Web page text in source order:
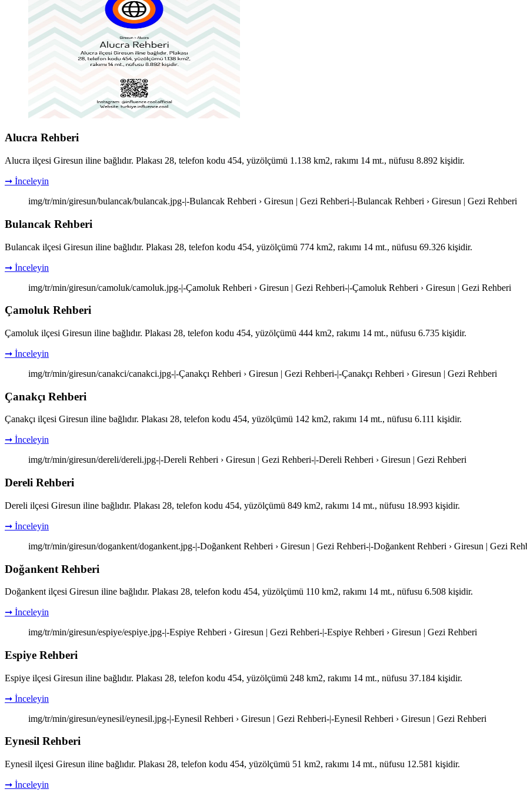
Alucra Rehberi
Alucra ilçesi Giresun iline bağlıdır. Plakası 28, telefon kodu 454, yüzölçümü 1.138 km2, rakımı 14 mt., nüfusu 8.892 kişidir.
➞ İnceleyin
img/tr/min/giresun/bulancak/bulancak.jpg-|-Bulancak Rehberi › Giresun | Gezi Rehberi-|-Bulancak Rehberi › Giresun | Gezi Rehberi
Bulancak Rehberi
Bulancak ilçesi Giresun iline bağlıdır. Plakası 28, telefon kodu 454, yüzölçümü 774 km2, rakımı 14 mt., nüfusu 69.326 kişidir.
➞ İnceleyin
img/tr/min/giresun/camoluk/camoluk.jpg-|-Çamoluk Rehberi › Giresun | Gezi Rehberi-|-Çamoluk Rehberi › Giresun | Gezi Rehberi
Çamoluk Rehberi
Çamoluk ilçesi Giresun iline bağlıdır. Plakası 28, telefon kodu 454, yüzölçümü 444 km2, rakımı 14 mt., nüfusu 6.735 kişidir.
➞ İnceleyin
img/tr/min/giresun/canakci/canakci.jpg-|-Çanakçı Rehberi › Giresun | Gezi Rehberi-|-Çanakçı Rehberi › Giresun | Gezi Rehberi
Çanakçı Rehberi
Çanakçı ilçesi Giresun iline bağlıdır. Plakası 28, telefon kodu 454, yüzölçümü 142 km2, rakımı 14 mt., nüfusu 6.111 kişidir.
➞ İnceleyin
img/tr/min/giresun/dereli/dereli.jpg-|-Dereli Rehberi › Giresun | Gezi Rehberi-|-Dereli Rehberi › Giresun | Gezi Rehberi
Dereli Rehberi
Dereli ilçesi Giresun iline bağlıdır. Plakası 28, telefon kodu 454, yüzölçümü 849 km2, rakımı 14 mt., nüfusu 18.993 kişidir.
➞ İnceleyin
img/tr/min/giresun/dogankent/dogankent.jpg-|-Doğankent Rehberi › Giresun | Gezi Rehberi-|-Doğankent Rehberi › Giresun | Gezi
Doğankent Rehberi
Doğankent ilçesi Giresun iline bağlıdır. Plakası 28, telefon kodu 454, yüzölçümü 110 km2, rakımı 14 mt., nüfusu 6.508 kişidir.
➞ İnceleyin
img/tr/min/giresun/espiye/espiye.jpg-|-Espiye Rehberi › Giresun | Gezi Rehberi-|-Espiye Rehberi › Giresun | Gezi Rehberi
Espiye Rehberi
Espiye ilçesi Giresun iline bağlıdır. Plakası 28, telefon kodu 454, yüzölçümü 248 km2, rakımı 14 mt., nüfusu 37.184 kişidir.
➞ İnceleyin
img/tr/min/giresun/eynesil/eynesil.jpg-|-Eynesil Rehberi › Giresun | Gezi Rehberi-|-Eynesil Rehberi › Giresun | Gezi Rehberi
Eynesil Rehberi
Eynesil ilçesi Giresun iline bağlıdır. Plakası 28, telefon kodu 454, yüzölçümü 51 km2, rakımı 14 mt., nüfusu 12.581 kişidir.
➞ İnceleyin